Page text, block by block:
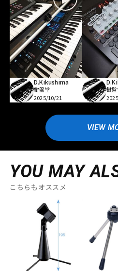
D.Kikushima
鍵盤堂
2025/10/21
鍵
VIEW
YOU MAY
こちらもオススメ